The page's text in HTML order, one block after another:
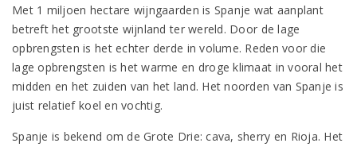
Met 1 miljoen hectare wijngaarden is Spanje wat aanplant
betreft het grootste wijnland ter wereld. Door de lage
opbrengsten is het echter derde in volume. Reden voor die
lage opbrengsten is het warme en droge klimaat in vooral het
midden en het zuiden van het land. Het noorden van Spanje is
juist relatief koel en vochtig.
Spanje is bekend om de Grote Drie: cava, sherry en Rioja. Het